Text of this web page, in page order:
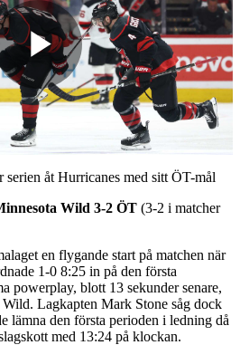
Play
Video
åt Hurricanes med sitt ÖT-mål
Wild 3-2 ÖT (3-2 i matcher
en flygande start på matchen när
1-0 8:25 in på den första
powerplay, blott 13 sekunder senare,
Lagkapten Mark Stone såg dock
lämna den första perioden i ledning då
med 13:24 på klockan.